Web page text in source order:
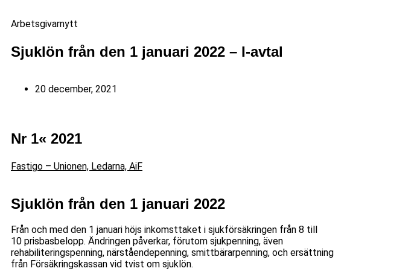
Arbetsgivarnytt
Sjuklön från den 1 januari 2022 – I-avtal
20 december, 2021
Nr 1« 2021
Fastigo – Unionen, Ledarna, AiF
Sjuklön från den 1 januari 2022
Från och med den 1 januari höjs inkomsttaket i sjukförsäkringen från 8 till
10 pris­basbelopp. Ändringen påverkar, förutom sjukpenning, även
rehabiliteringspenning, närståendepenning, smittbärarpenning, och ersättning
från Försäkringskassan vid tvist om sjuklön.